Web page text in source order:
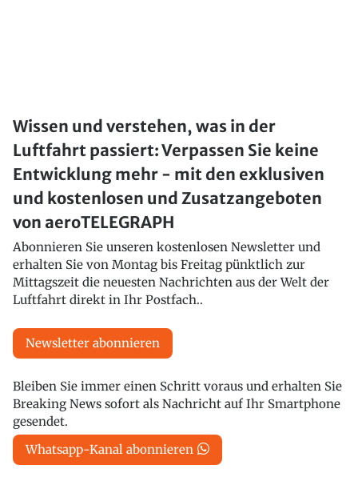
Wissen und verstehen, was in der
Luftfahrt passiert: Verpassen Sie keine
Entwicklung mehr - mit den exklusiven
und kostenlosen und Zusatzangeboten
von aeroTELEGRAPH
Abonnieren Sie unseren kostenlosen Newsletter und
erhalten Sie von Montag bis Freitag pünktlich zur
Mittagszeit die neuesten Nachrichten aus der Welt der
Luftfahrt direkt in Ihr Postfach..
Newsletter abonnieren
Bleiben Sie immer einen Schritt voraus und erhalten Sie
Breaking News sofort als Nachricht auf Ihr Smartphone
gesendet.
Whatsapp-Kanal abonnieren